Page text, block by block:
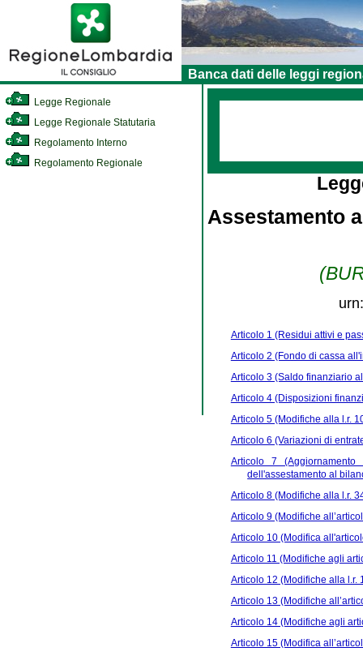
Banca dati delle leggi
Legge Regionale
Legge Regionale Statutaria
Regolamento Interno
Regolamento Regionale
Assestamento
Articolo 1 (Residui attivi e
Articolo 2 (Fondo di cassa
Articolo 3 (Saldo finanziario
Articolo 4 (Disposizioni
Articolo 5 (Modifiche alla l.r.
Articolo 6 (Variazioni di
Articolo 7
dell'assestamento al
Articolo 8 (Modifiche alla l.r.
Articolo 9 (Modifiche
Articolo 10 (Modifica
Articolo 11 (Modifiche agli
Articolo 12 (Modifiche alla l.r.
Articolo 13 (Modifiche
Articolo 14 (Modifiche agli
Articolo 15 (Modifica